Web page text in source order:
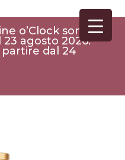
o’Clock sono
23 agosto 2026.
dal 24